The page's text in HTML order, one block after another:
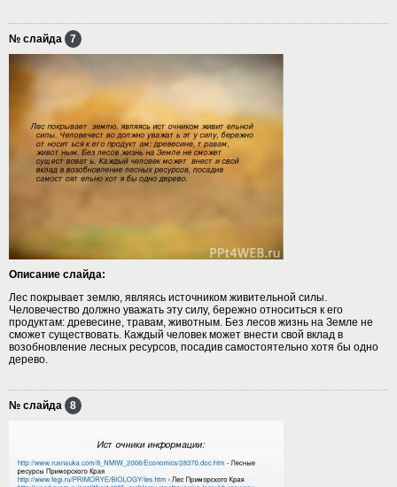
№ слайда 7
Описание слайда:
Лес покрывает землю, являясь источником живительной силы.
Человечество должно уважать эту силу, бережно относиться к его
продуктам: древесине, травам, животным. Без лесов жизнь на Земле не
сможет существовать. Каждый человек может внести свой вклад в
возобновление лесных ресурсов, посадив самостоятельно хотя бы одно
дерево.
№ слайда 8